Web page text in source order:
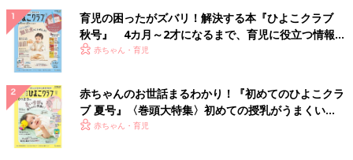
育児の困ったがズバリ！解決する本『ひよこクラブ
秋号』 4カ月～2才になるまで、育児に役立つ情報が
いっぱい！
赤ちゃん・育児
赤ちゃんのお世話まるわかり！『初めてのひよこクラ
ブ 夏号』〈巻頭大特集〉初めての授乳がうまくい
く！ おっぱい・ミルクの基本と夏のトラブル 解決テ
赤ちゃん・育児